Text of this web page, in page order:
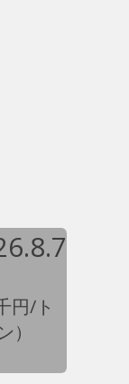
円/ト
）